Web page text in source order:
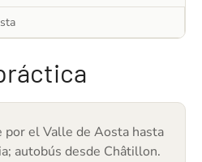
por el Valle de Aosta hasta
autobús desde Châtillon.